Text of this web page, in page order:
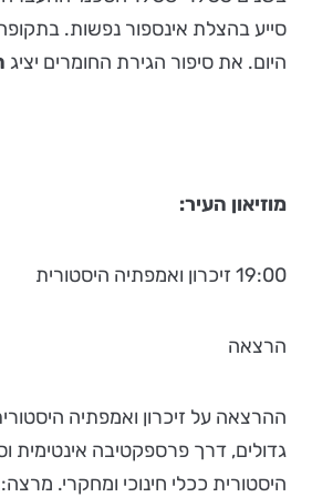
סייע בהצלת אינספור נפשות.
היום. את סיפור הגירת החומרים יציג
מוזיאון העיר:
19:00 זיכרון ואמפתיה היסטורית
הרצאה
ההרצאה על זיכרון ואמפתיה
גדולים, דרך פרספקטיבה אינטימית
היסטורית ככלי חינוכי ומחקרי. מרצה: